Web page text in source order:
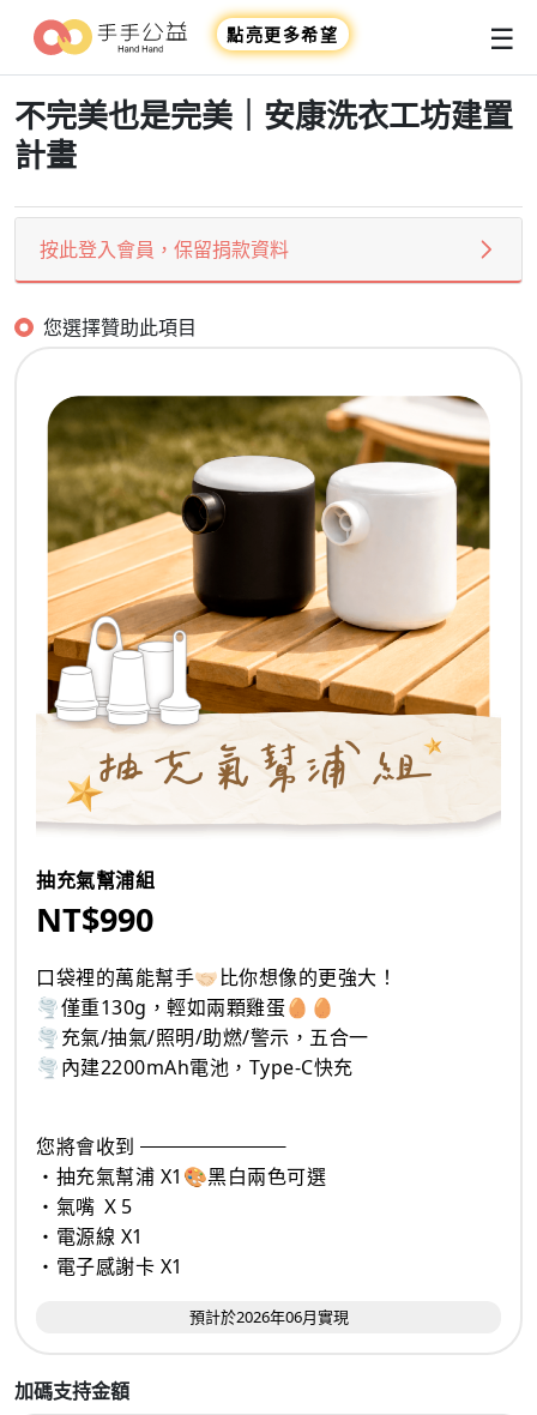
點亮更多希望 ☰
不完美也是完美｜安康洗衣工坊建置
計畫
按此登入會員，保留捐款資料
您選擇贊助此項目
抽充氣幫浦組
NT$990
口袋裡的萬能幫手🤝🏻比你想像的更強大！
🌪️僅重130g，輕如兩顆雞蛋🥚🥚
🌪️充氣/抽氣/照明/助燃/警示，五合一
🌪️內建2200mAh電池，Type-C快充
您將會收到
・抽充氣幫浦 X1🎨黑白兩色可選
・氣嘴 Ｘ5
・電源線 X1
・電子感謝卡 X1
預計於2026年06月實現
加碼支持金額